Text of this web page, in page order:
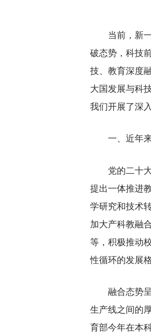
当前，新一
破态势，科技
技、教育深度
大国发展与科
我们开展了深
一、近年
党的二十大
提出一体推进
学研究和技术
加大产科教融
等，积极推动
性循环的发展格
融合态势呈
生产线之间的
育部今年在本